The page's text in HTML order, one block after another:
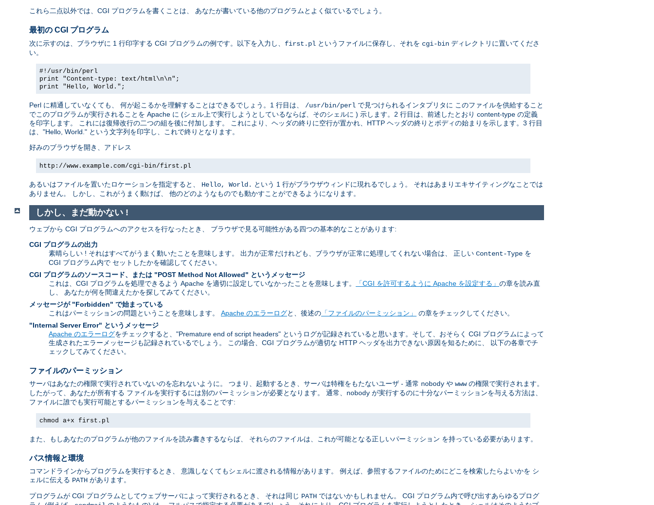
これら二点以外では、CGI プログラムを書くことは、 あなたが書いている他のプログラムとよく似ているでしょう。
最初の CGI プログラム
次に示すのは、ブラウザに 1 行印字する CGI プログラムの例です。以下を入力し、 first.pl というファイルに保存し、それを cgi-bin ディレクトリに置いてくださ
い。
#!/usr/bin/perl
print "Content-type: text/html\n\n";
print "Hello, World.";
Perl に精通していなくても、 何が起こるかを理解することはできるでしょう。1 行目は、 /usr/bin/perl で見つけられるインタプリタに このファイルを供給すること
でこのプログラムが実行されることを Apache に (シェル上で実行しようとしているならば、そのシェルに ) 示します。2 行目は、前述したとおり content-type の定義
を印字します。 これには復帰改行の二つの組を後に付加します。 これにより、ヘッダの終りに空行が置かれ、HTTP ヘッダの終りとボディの始まりを示します。3 行目
は、"Hello, World." という文字列を印字し、これで終りとなります。
好みのブラウザを開き、アドレス
http://www.example.com/cgi-bin/first.pl
あるいはファイルを置いたロケーションを指定すると、 Hello, World. という 1 行がブラウザウィンドに現れるでしょう。 それはあまりエキサイティングなことでは
ありません。 しかし、これがうまく動けば、 他のどのようなものでも動かすことができるようになります。
しかし、まだ動かない !
ウェブから CGI プログラムへのアクセスを行なったとき、 ブラウザで見る可能性がある四つの基本的なことがあります:
CGI プログラムの出力
素晴らしい ! それはすべてがうまく動いたことを意味します。 出力が正常だけれども、ブラウザが正常に処理してくれない場合は、 正しい Content-Type を
CGI プログラム内で セットしたかを確認してください。
CGI プログラムのソースコード、または "POST Method Not Allowed" というメッセージ
これは、CGI プログラムを処理できるよう Apache を適切に設定していなかったことを意味します。
「CGI を許可するように Apache を設定する」 の章を読み直
し、 あなたが何を間違えたかを探してみてください。
メッセージが "Forbidden" で始まっている
これはパーミッションの問題ということを意味します。 Apache のエラーログと、後述の 「ファイルのパーミッション」
の章をチェックしてください。
"Internal Server Error" というメッセージ
Apache のエラーログをチェックすると、"Premature end of script headers" というログが記録されていると思います。そして、おそらく CGI プログラムによって
生成されたエラーメッセージも記録されているでしょう。 この場合、CGI プログラムが適切な HTTP ヘッダを出力できない原因を知るために、 以下の各章でチ
ェックしてみてください。
ファイルのパーミッション
サーバはあなたの権限で実行されていないのを忘れないように。 つまり、起動するとき、サーバは特権をもたないユーザ - 通常 nobody や wwwの権限で実行されます。
したがって、あなたが所有する ファイルを実行するには別のパーミッションが必要となります。 通常、 nobody が実行するのに十分なパーミッションを与える方法は、
ファイルに誰でも実行可能とするパーミッションを与えることです:
chmod a+x first.pl
また、もしあなたのプログラムが他のファイルを読み書きするならば、 それらのファイルは、これが可能となる正しいパーミッション を持っている必要があります。
パス情報と環境
コマンドラインからプログラムを実行するとき、 意識しなくてもシェルに渡される情報があります。 例えば、参照するファイルのためにどこを検索したらよいかを シ
ェルに伝える PATH があります。
プログラムが CGI プログラムとしてウェブサーバによって実行されるとき、 それは同じ PATH ではないかもしれません。 CGI プログラム内で呼び出すあらゆるプログ